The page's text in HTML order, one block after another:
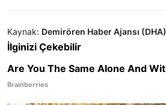
Kaynak: Demirören Haber Ajansı (DHA)